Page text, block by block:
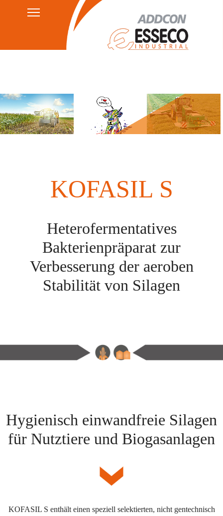
Datenschutzerklärung
HSEQ
AGB's
KOFASIL S
Heterofermentatives
Bakterienpräparat zur
Verbesserung der aeroben
Stabilität von Silagen
Hygienisch einwandfreie Silagen
für Nutztiere und Biogasanlagen
KOFASIL S enthält einen speziell selektierten, nicht gentechnisch